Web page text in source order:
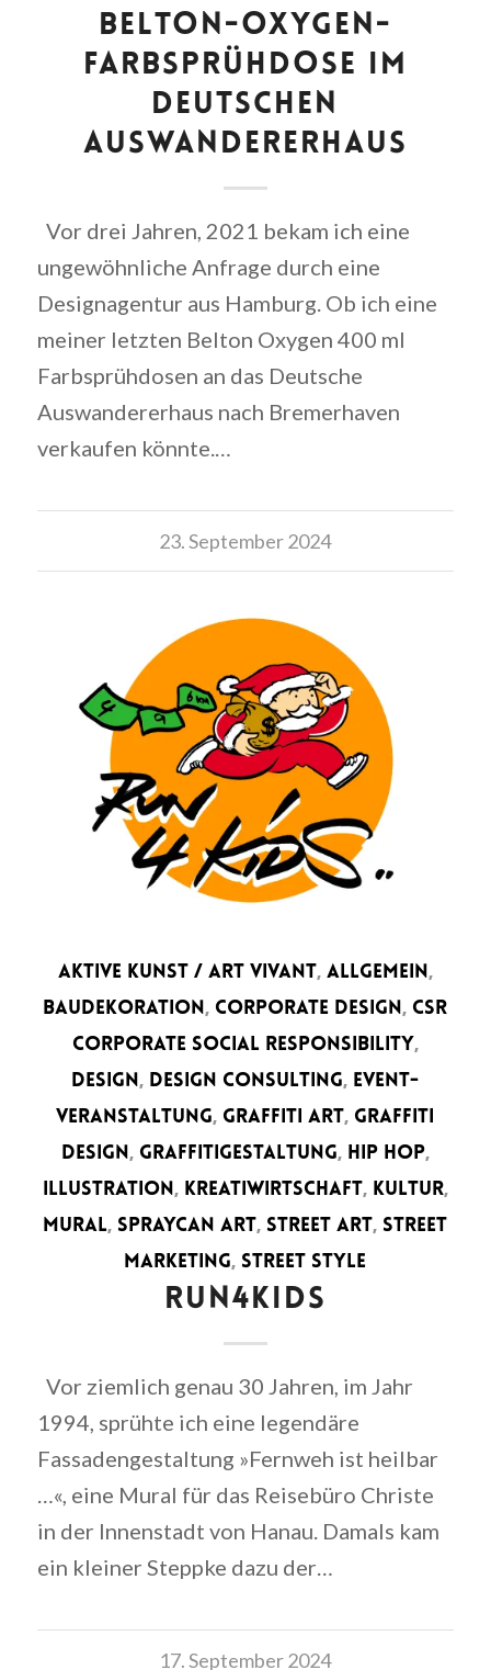
BELTON-OXYGEN-
FARBSPRÜHDOSE IM
DEUTSCHEN
AUSWANDERERHAUS
Vor drei Jahren, 2021 bekam ich eine
ungewöhnliche Anfrage durch eine
Designagentur aus Hamburg. Ob ich eine
meiner letzten Belton Oxygen 400 ml
Farbsprühdosen an das Deutsche
Auswandererhaus nach Bremerhaven
verkaufen könnte.…
23. September 2024
AKTIVE KUNST / ART VIVANT, ALLGEMEIN,
BAUDEKORATION,CORPORATE DESIGN,CSR
CORPORATE SOCIAL RESPONSIBILITY,
DESIGN, DESIGN CONSULTING, EVENT-
VERANSTALTUNG,GRAFFITI ART,GRAFFITI
DESIGN, GRAFFITIGESTALTUNG, HIP HOP,
ILLUSTRATION, KREATIWIRTSCHAFT, KULTUR,
MURAL, SPRAYCAN ART, STREET ART, STREET
MARKETING, STREET STYLE
RUN4KIDS
Vor ziemlich genau 30 Jahren, im Jahr
1994, sprühte ich eine legendäre
Fassadengestaltung »Fernweh ist heilbar
…«, eine Mural für das Reisebüro Christe
in der Innenstadt von Hanau. Damals kam
ein kleiner Steppke dazu der…
17. September 2024